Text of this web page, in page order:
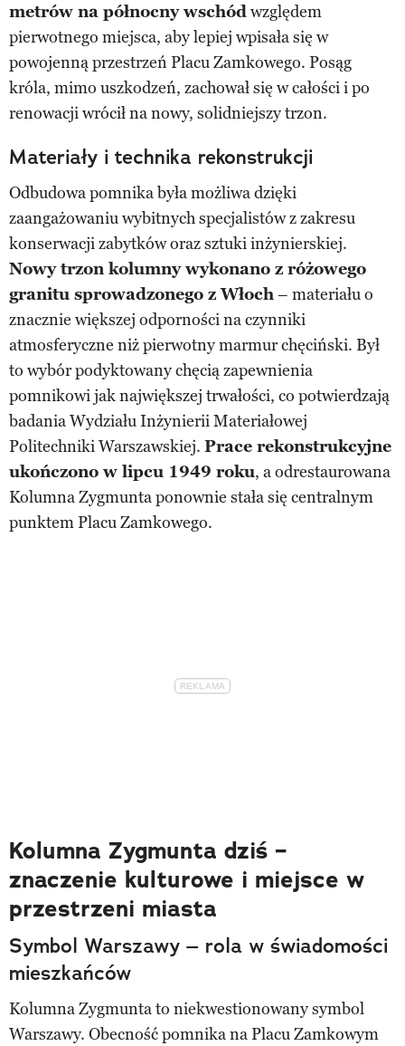
metrów na północny wschódwzględem
pierwotnego miejsca, aby lepiej wpisała się w
powojenną przestrzeń Placu Zamkowego. Posąg
króla, mimo uszkodzeń, zachował się w całości i po
renowacji wrócił na nowy, solidniejszy trzon.
Materiały i technika rekonstrukcji
Odbudowa pomnika była możliwa dzięki
zaangażowaniu wybitnych specjalistów z zakresu
konserwacji zabytków oraz sztuki inżynierskiej.
Nowy trzon kolumny wykonano z różowego
granitu sprowadzonego z Włoch– materiału o
znacznie większej odporności na czynniki
atmosferyczne niż pierwotny marmur chęciński. Był
to wybór podyktowany chęcią zapewnienia
pomnikowi jak największej trwałości, co potwierdzają
badania Wydziału Inżynierii Materiałowej
Politechniki Warszawskiej. Prace rekonstrukcyjne
ukończono w lipcu 1949 roku, a odrestaurowana
Kolumna Zygmunta ponownie stała się centralnym
punktem Placu Zamkowego.
Kolumna Zygmunta dziś –
znaczenie kulturowe i miejsce w
przestrzeni miasta
Symbol Warszawy – rola w świadomości
mieszkańców
Kolumna Zygmunta to niekwestionowany symbol
Warszawy. Obecność pomnika na Placu Zamkowym